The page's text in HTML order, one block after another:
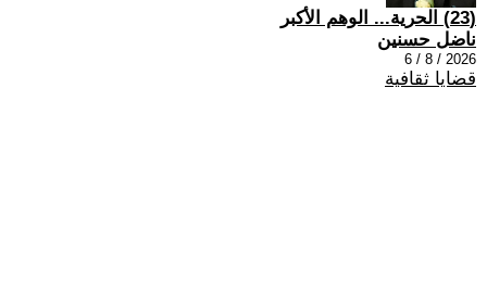
(23) الحرية... الوهم الأكبر
ناضل حسنين
2026 / 8 / 6
قضايا ثقافية